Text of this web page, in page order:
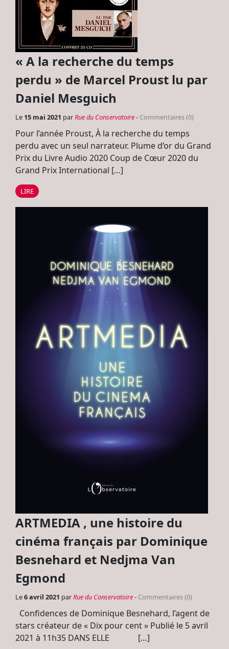
« A la recherche du temps
perdu » de Marcel Proust lu par
Daniel Mesguich
Le 15 mai 2021 parRue du Conservatoire- Commentaires (0)
Pour l’année Proust, À la recherche du temps
perdu avec un seul narrateur. Plume d’or du Grand
Prix du Livre Audio 2020 Coup de Cœur 2020 du
Grand Prix International […]
LIRE
ARTMEDIA , une histoire du
cinéma français par Dominique
Besnehard et Nedjma Van
Egmond
Le6 avril 2021 parRue du Conservatoire- Commentaires (0)
Confidences de Dominique Besnehard, l’agent de
stars créateur de « Dix pour cent » Publié le 5 avril
2021 à 11h35 DANS ELLE […]